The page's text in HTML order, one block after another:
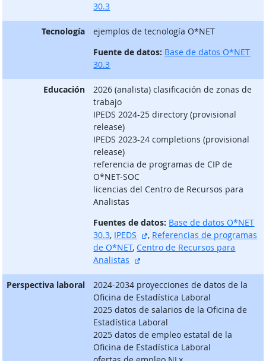
30.3
Tecnología
ejemplos de tecnología O*NET
Fuente de datos: Base de datos O*NET
30.3
Educación
2026 (analista) clasificación de zonas de
trabajo
IPEDS 2024-25 directory (provisional
release)
IPEDS 2023-24 completions (provisional
release)
referencia de programas de CIP de
O*NET-SOC
licencias del Centro de Recursos para
Analistas
Fuentes de datos: Base de datos O*NET
30.3, IPEDS sitio externo
, Referencias de programas
de O*NET,Centro de Recursos para
Analistas
Perspectiva laboral
2024-2034 proyecciones de datos de la
Oficina de Estadística Laboral
2025 datos de salarios de la Oficina de
Estadística Laboral
2025 datos de empleo estatal de la
Oficina de Estadística Laboral